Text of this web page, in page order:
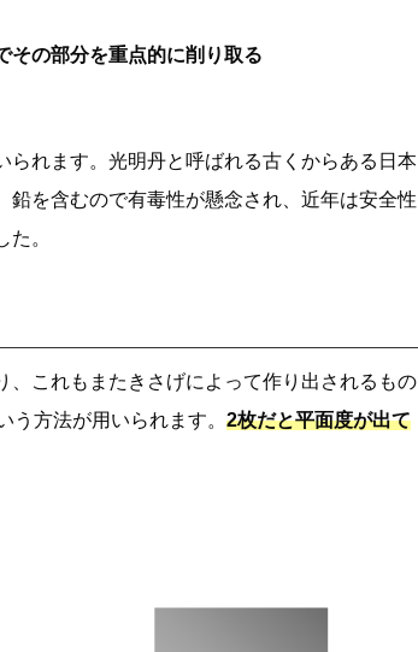
の部分を重点的に削り取る
れます。光明丹と呼ばれる古くからある日本
を含むので有毒性が懸念され、近年は安全性
。
これもまたきさげによって作り出されるもの
方法が用いられます。 2枚だと平面度が出て